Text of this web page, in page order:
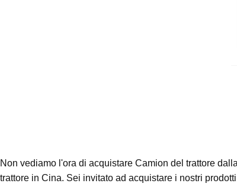
Non vediamo l'ora di acquistare Camion del trattore
trattore in Cina. Sei invitato ad acquistare i nostri